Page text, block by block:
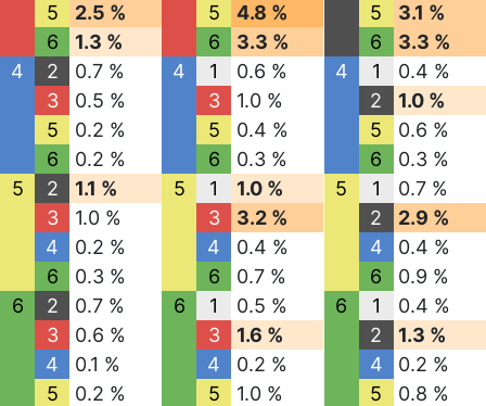
5
2.5 %
6
1.3 %
4
2
0.7 %
3
0.5 %
5
0.2 %
6
0.2 %
5
2
1.1 %
3
1.0 %
4
0.2 %
6
0.3 %
6
2
0.7 %
3
0.6 %
4
0.1 %
5
0.2 %
5
4.8 %
6
3.3 %
4
1
0.6 %
3
1.0 %
5
0.4 %
6
0.3 %
5
1
1.0 %
3
3.2 %
4
0.4 %
6
0.7 %
6
1
0.5 %
3
1.6 %
4
0.2 %
5
1.0 %
5
3.1 %
6
3.3 %
4
1
0.4 %
2
1.0 %
5
0.6 %
6
0.3 %
5
1
0.7 %
2
2.9 %
4
0.4 %
6
0.9 %
6
1
0.4 %
2
1.3 %
4
0.2 %
5
0.8 %